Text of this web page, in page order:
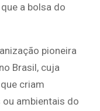
a bolsa do
pioneira
Brasil, cuja
criam
ambientais do